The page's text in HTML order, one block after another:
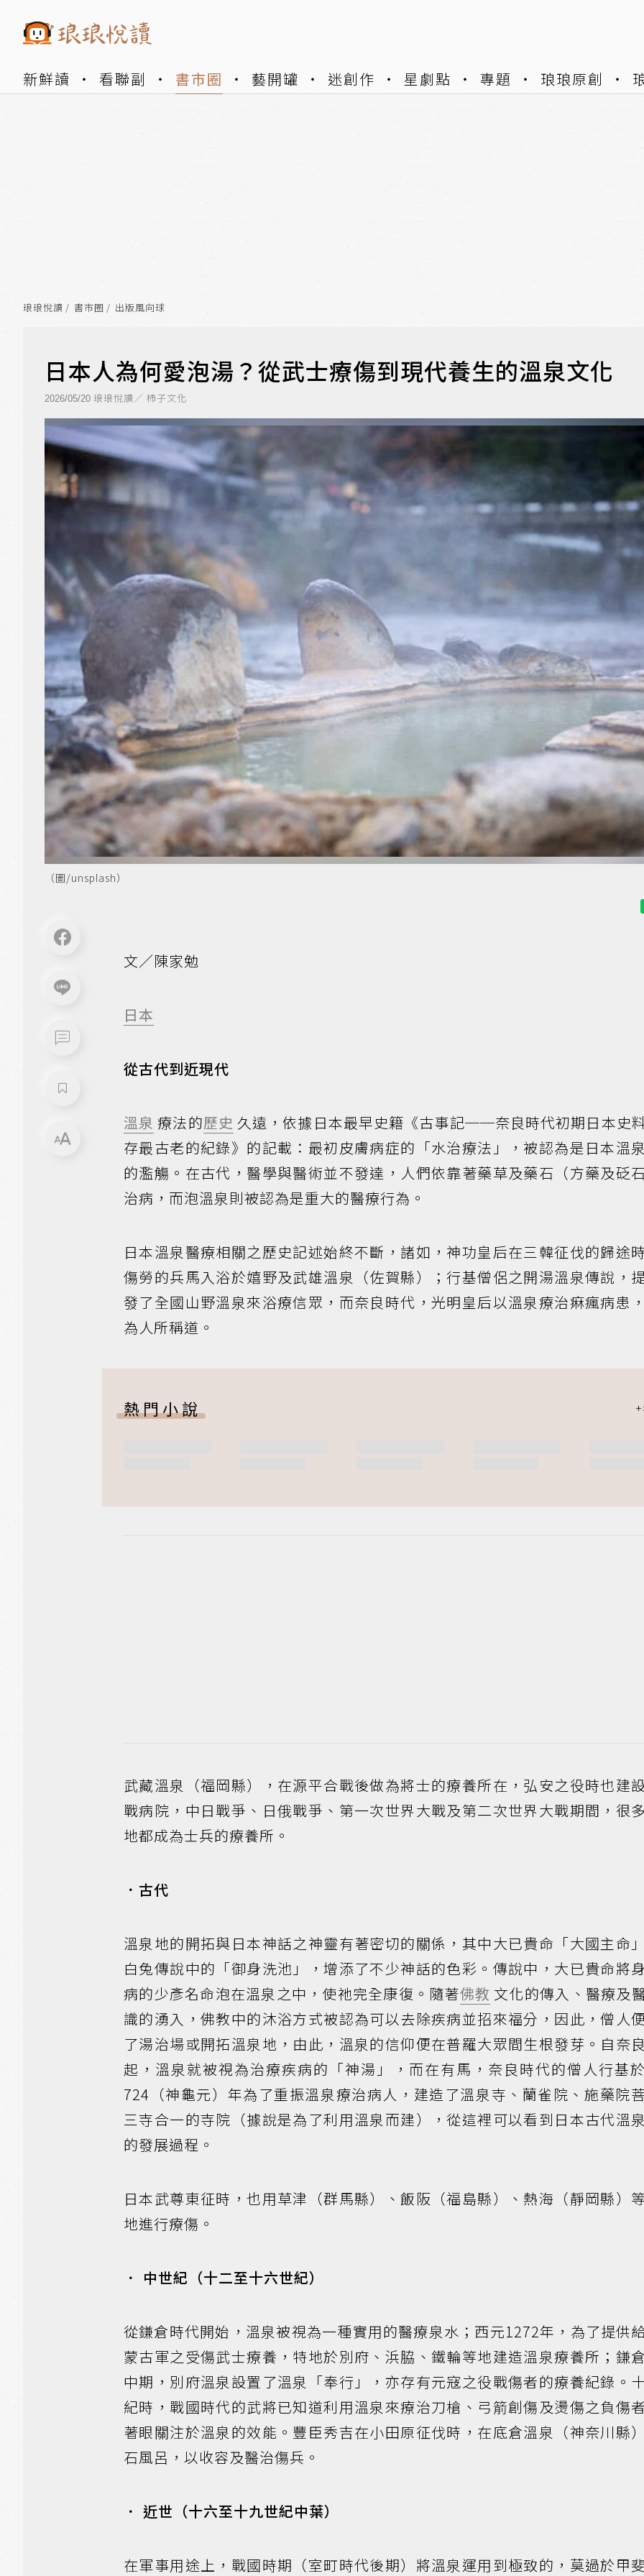
新鮮讀 看聯副 書市圈 藝開罐 迷創作 星劇點 專題 琅琅原創
琅琅悅讀 書市圈 出版風向球
日本人為何愛泡湯？從武士療傷到現代養生的溫泉文化
2026/05/20 琅琅悅讀／ 柿子文化
（圖/unsplash）
文／陳家勉
日本
從古代到近現代
溫泉 療法的歷史 久遠，依據日本最早史籍《古事記──奈良時代初期日本史
存最古老的紀錄》的記載：最初皮膚病症的「水治療法」，被認為是日本溫
的濫觴。在古代，醫學與醫術並不發達，人們依靠著藥草及藥石（方藥及砭
治病，而泡溫泉則被認為是重大的醫療行為。
日本溫泉醫療相關之歷史記述始終不斷，諸如，神功皇后在三韓征伐的歸途
傷勞的兵馬入浴於嬉野及武雄溫泉（佐賀縣）；行基僧侶之開湯溫泉傳說，
發了全國山野溫泉來浴療信眾，而奈良時代，光明皇后以溫泉療治痳瘋病患
為人所稱道。
熱門小說
武藏溫泉（福岡縣），在源平合戰後做為將士的療養所在，弘安之役時也建
戰病院，中日戰爭、日俄戰爭、第一次世界大戰及第二次世界大戰期間，很
地都成為士兵的療養所。
．古代
溫泉地的開拓與日本神話之神靈有著密切的關係，其中大已貴命「大國主命
白兔傳說中的「御身洗池」，增添了不少神話的色彩。傳說中，大已貴命將
病的少彥名命泡在溫泉之中，使祂完全康復。隨著佛教 文化的傳入、醫療及
識的湧入，佛教中的沐浴方式被認為可以去除疾病並招來福分，因此，僧人
了湯治場或開拓溫泉地，由此，溫泉的信仰便在普羅大眾間生根發芽。自奈
起，溫泉就被視為治療疾病的「神湯」，而在有馬，奈良時代的僧人行基
724（神龜元）年為了重振溫泉療治病人，建造了溫泉寺、蘭雀院、施藥院
三寺合一的寺院（據說是為了利用溫泉而建），從這裡可以看到日本古代溫
的發展過程。
日本武尊東征時，也用草津（群馬縣）、飯阪（福島縣）、熱海（靜岡縣）
地進行療傷。
． 中世紀（十二至十六世紀）
從鎌倉時代開始，溫泉被視為一種實用的醫療泉水；西元1272年，為了提供
蒙古軍之受傷武士療養，特地於別府、浜脇、鐵輪等地建造溫泉療養所；鎌
中期，別府溫泉設置了溫泉「奉行」，亦存有元寇之役戰傷者的療養紀錄。
紀時，戰國時代的武將已知道利用溫泉來療治刀槍、弓箭創傷及燙傷之負傷
著眼關注於溫泉的效能。豐臣秀吉在小田原征伐時，在底倉溫泉（神奈川縣
石風呂，以收容及醫治傷兵。
． 近世（十六至十九世紀中葉）
在軍事用途上，戰國時期（室町時代後期）將溫泉運用到極致的，莫過於甲